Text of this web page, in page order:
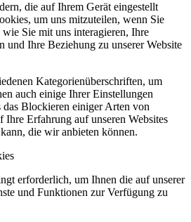
die auf Ihrem Gerät eingestellt
um uns mitzuteilen, wenn Sie
wie Sie mit uns interagieren, Ihre
und Ihre Beziehung zu unserer Website
Kategorienüberschriften, um
auch einige Ihrer Einstellungen
das Blockieren einiger Arten von
Erfahrung auf unseren Websites
die wir anbieten können.
erforderlich, um Ihnen die auf unserer
und Funktionen zur Verfügung zu